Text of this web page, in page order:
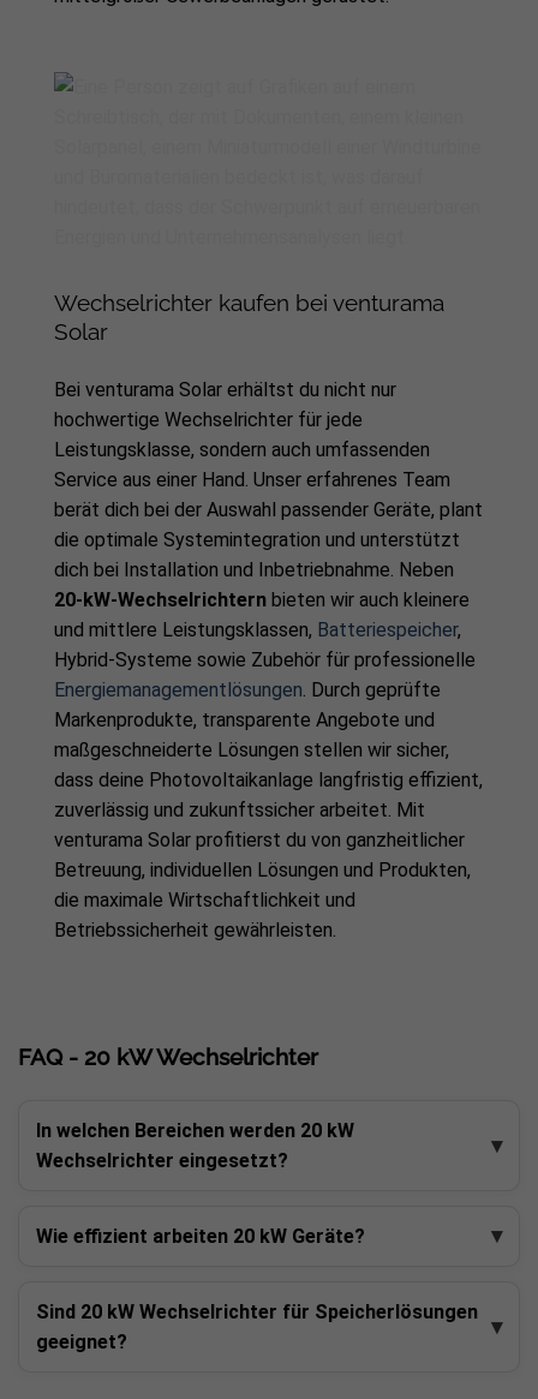
Wechselrichter kaufen bei venturama
Solar
Bei venturama Solar erhältst du nicht nur
hochwertige Wechselrichter für jede
Leistungsklasse, sondern auch umfassenden
Service aus einer Hand. Unser erfahrenes Team
berät dich bei der Auswahl passender Geräte, plant
die optimale Systemintegration und unterstützt
dich bei Installation und Inbetriebnahme. Neben
20-kW-Wechselrichtern bieten wir auch kleinere
und mittlere Leistungsklassen, Batteriespeicher,
Hybrid-Systeme sowie Zubehör für professionelle
Energiemanagementlösungen. Durch geprüfte
Markenprodukte, transparente Angebote und
maßgeschneiderte Lösungen stellen wir sicher,
dass deine Photovoltaikanlage langfristig effizient,
zuverlässig und zukunftssicher arbeitet. Mit
venturama Solar profitierst du von ganzheitlicher
Betreuung, individuellen Lösungen und Produkten,
die maximale Wirtschaftlichkeit und
Betriebssicherheit gewährleisten.
FAQ - 20 kW Wechselrichter
In welchen Bereichen werden 20 kW
Wechselrichter eingesetzt?
Wie effizient arbeiten 20 kW Geräte?
Sind 20 kW Wechselrichter für Speicherlösungen
geeignet?